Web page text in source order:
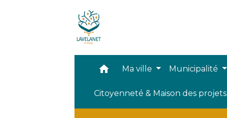
home Ma ville Municipalité
Citoyenneté & Maison des projets